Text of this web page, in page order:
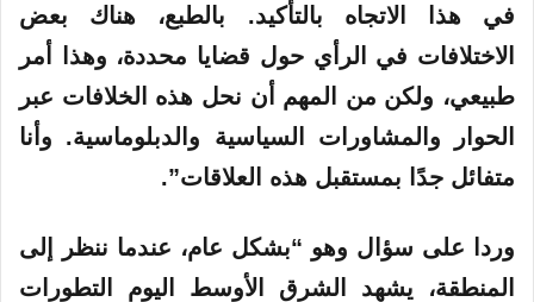
في هذا الاتجاه بالتأكيد. بالطبع، هناك بعض
الاختلافات في الرأي حول قضايا محددة، وهذا أمر
طبيعي، ولكن من المهم أن نحل هذه الخلافات عبر
الحوار والمشاورات السياسية والدبلوماسية. وأنا
متفائل جدًا بمستقبل هذه العلاقات”.
وردا على سؤال وهو “بشكل عام، عندما ننظر إلى
المنطقة، يشهد الشرق الأوسط اليوم التطورات